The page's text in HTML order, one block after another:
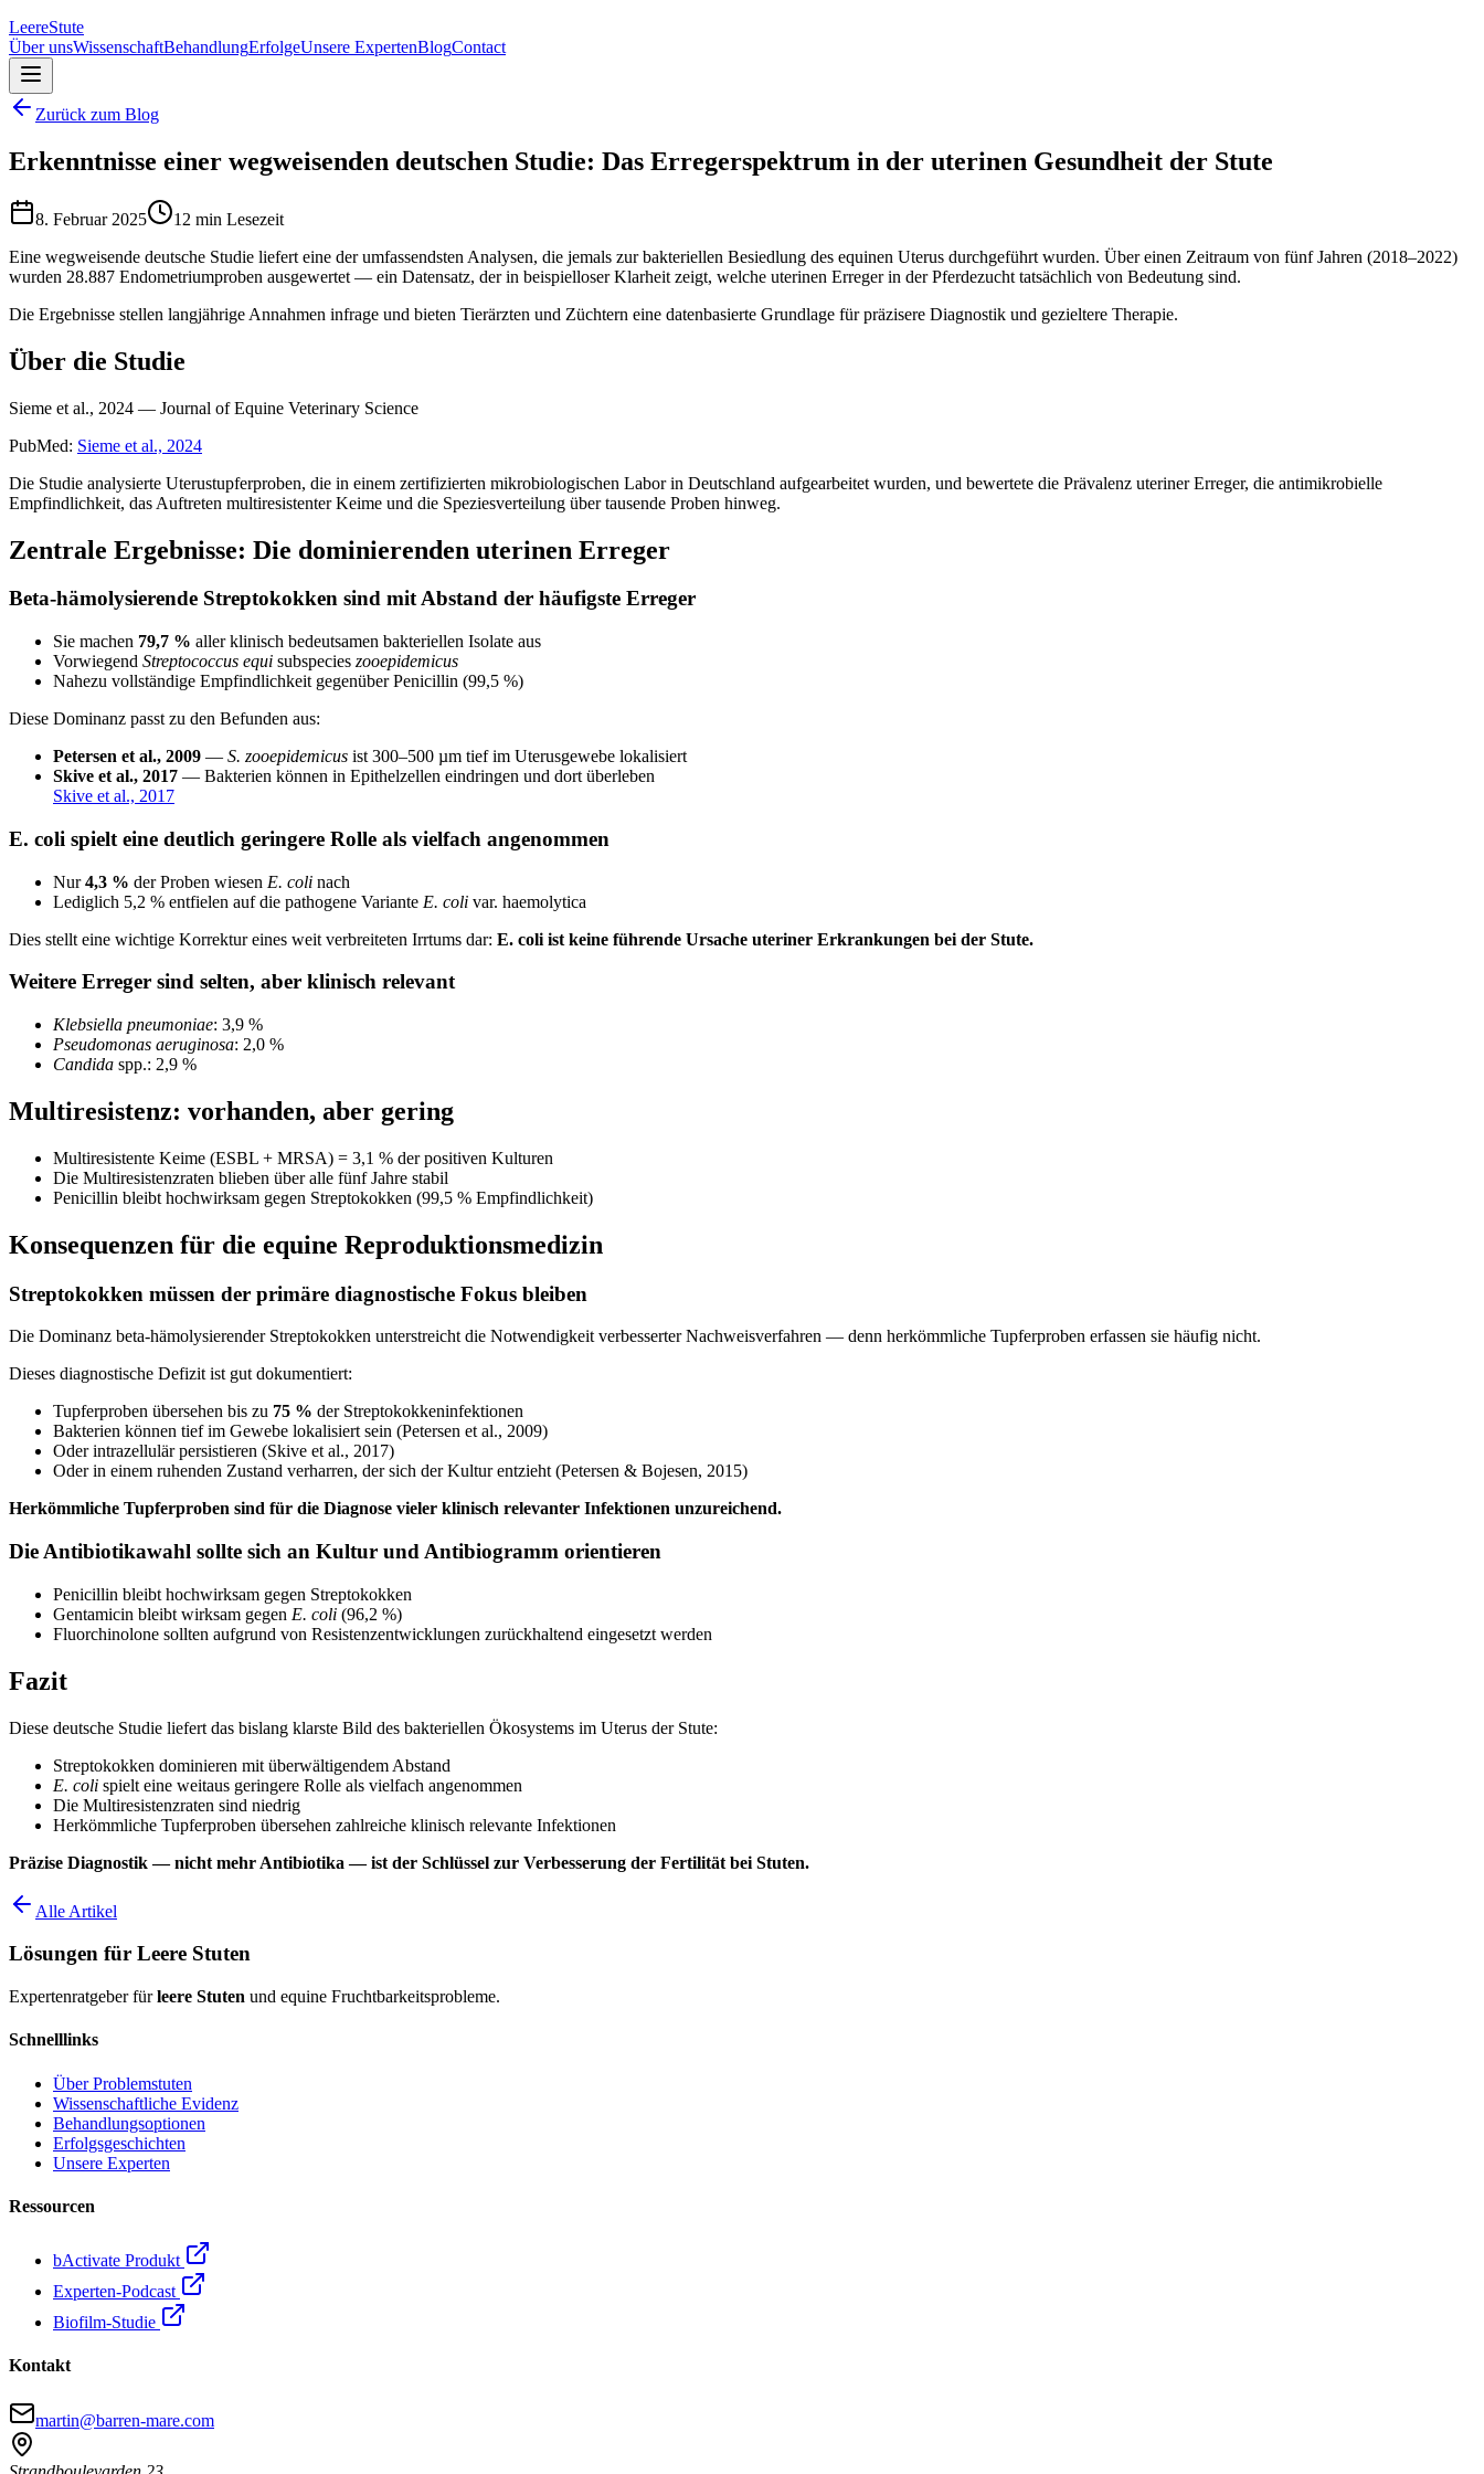
LeereStute
Über unsWissenschaftBehandlungErfolgeUnsere ExpertenBlogContact
Zurück zum Blog
Erkenntnisse einer wegweisenden deutschen Studie: Das Erregerspektrum in der uterinen Gesundheit der Stute
8. Februar 2025
12 min Lesezeit
Eine wegweisende deutsche Studie liefert eine der umfassendsten Analysen, die jemals zur bakteriellen Besiedlung des equinen Uterus durchgeführt wurden. Über einen Zeitraum von fünf Jahren (2018–2022)
wurden 28.887 Endometriumproben ausgewertet — ein Datensatz, der in beispielloser Klarheit zeigt, welche uterinen Erreger in der Pferdezucht tatsächlich von Bedeutung sind.
Die Ergebnisse stellen langjährige Annahmen infrage und bieten Tierärzten und Züchtern eine datenbasierte Grundlage für präzisere Diagnostik und gezieltere Therapie.
Über die Studie
Sieme et al., 2024 — Journal of Equine Veterinary Science
PubMed: Sieme et al., 2024
Die Studie analysierte Uterustupferproben, die in einem zertifizierten mikrobiologischen Labor in Deutschland aufgearbeitet wurden, und bewertete die Prävalenz uteriner Erreger, die antimikrobielle
Empfindlichkeit, das Auftreten multiresistenter Keime und die Speziesverteilung über tausende Proben hinweg.
Zentrale Ergebnisse: Die dominierenden uterinen Erreger
Beta-hämolysierende Streptokokken sind mit Abstand der häufigste Erreger
Sie machen 79,7 % aller klinisch bedeutsamen bakteriellen Isolate aus
Vorwiegend Streptococcus equi subspecies zooepidemicus
Nahezu vollständige Empfindlichkeit gegenüber Penicillin (99,5 %)
Diese Dominanz passt zu den Befunden aus:
Petersen et al., 2009 — S. zooepidemicus ist 300–500 µm tief im Uterusgewebe lokalisiert
Skive et al., 2017 — Bakterien können in Epithelzellen eindringen und dort überleben
Skive et al., 2017
E. coli spielt eine deutlich geringere Rolle als vielfach angenommen
Nur4,3 % der Proben wiesen E. coli nach
Lediglich 5,2 % entfielen auf die pathogene Variante E. coli var. haemolytica
Dies stellt eine wichtige Korrektur eines weit verbreiteten Irrtums dar: E. coli ist keine führende Ursache uteriner Erkrankungen bei der Stute.
Weitere Erreger sind selten, aber klinisch relevant
Klebsiella pneumoniae: 3,9 %
Pseudomonas aeruginosa: 2,0 %
Candida spp.: 2,9 %
Multiresistenz: vorhanden, aber gering
Multiresistente Keime (ESBL + MRSA) = 3,1 % der positiven Kulturen
Die Multiresistenzraten blieben über alle fünf Jahre stabil
Penicillin bleibt hochwirksam gegen Streptokokken (99,5 % Empfindlichkeit)
Konsequenzen für die equine Reproduktionsmedizin
Streptokokken müssen der primäre diagnostische Fokus bleiben
Die Dominanz beta-hämolysierender Streptokokken unterstreicht die Notwendigkeit verbesserter Nachweisverfahren — denn herkömmliche Tupferproben erfassen sie häufig nicht.
Dieses diagnostische Defizit ist gut dokumentiert:
Tupferproben übersehen bis zu 75 % der Streptokokkeninfektionen
Bakterien können tief im Gewebe lokalisiert sein (Petersen et al., 2009)
Oder intrazellulär persistieren (Skive et al., 2017)
Oder in einem ruhenden Zustand verharren, der sich der Kultur entzieht (Petersen & Bojesen, 2015)
Herkömmliche Tupferproben sind für die Diagnose vieler klinisch relevanter Infektionen unzureichend.
Die Antibiotikawahl sollte sich an Kultur und Antibiogramm orientieren
Penicillin bleibt hochwirksam gegen Streptokokken
Gentamicin bleibt wirksam gegen E. coli (96,2 %)
Fluorchinolone sollten aufgrund von Resistenzentwicklungen zurückhaltend eingesetzt werden
Fazit
Diese deutsche Studie liefert das bislang klarste Bild des bakteriellen Ökosystems im Uterus der Stute:
Streptokokken dominieren mit überwältigendem Abstand
E. coli spielt eine weitaus geringere Rolle als vielfach angenommen
Die Multiresistenzraten sind niedrig
Herkömmliche Tupferproben übersehen zahlreiche klinisch relevante Infektionen
Präzise Diagnostik — nicht mehr Antibiotika — ist der Schlüssel zur Verbesserung der Fertilität bei Stuten.
Alle Artikel
Lösungen für Leere Stuten
Expertenratgeber fürleere Stuten und equine Fruchtbarkeitsprobleme.
Schnelllinks
Über Problemstuten
Wissenschaftliche Evidenz
Behandlungsoptionen
Erfolgsgeschichten
Unsere Experten
Ressourcen
bActivate Produkt
Experten-Podcast
Biofilm-Studie
Kontakt
martin@barren-mare.com